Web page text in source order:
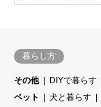
暮らし方
その他 DIYで暮らす
ペット
犬と暮らす